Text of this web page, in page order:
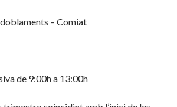
– Comiat
de 9:00h a 13:00h